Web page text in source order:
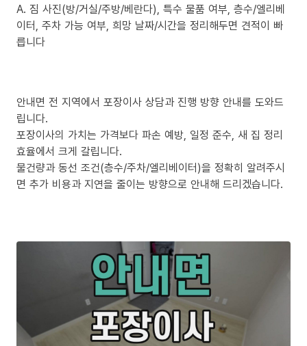
A. 짐 사진(방/거실/주방/베란다), 특수 물품 여부, 층수/엘리베
이터, 주차 가능 여부, 희망 날짜/시간을 정리해두면 견적이 빠
릅니다
안내면 전 지역에서 포장이사 상담과 진행 방향 안내를 도와드
립니다.
포장이사의 가치는 가격보다 파손 예방, 일정 준수, 새 집 정리
효율에서 크게 갈립니다.
물건량과 동선 조건(층수/주차/엘리베이터)을 정확히 알려주시
면 추가 비용과 지연을 줄이는 방향으로 안내해 드리겠습니다.